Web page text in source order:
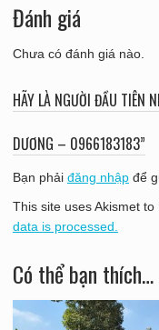
Đánh giá
Chưa có đánh giá nào.
HÃY LÀ NGƯỜI ĐẦU TIÊN
DƯƠNG – 0966183183”
Bạn phải đăng nhậpđể
This site uses Akismet to
data is processed.
Có thể bạn thích…